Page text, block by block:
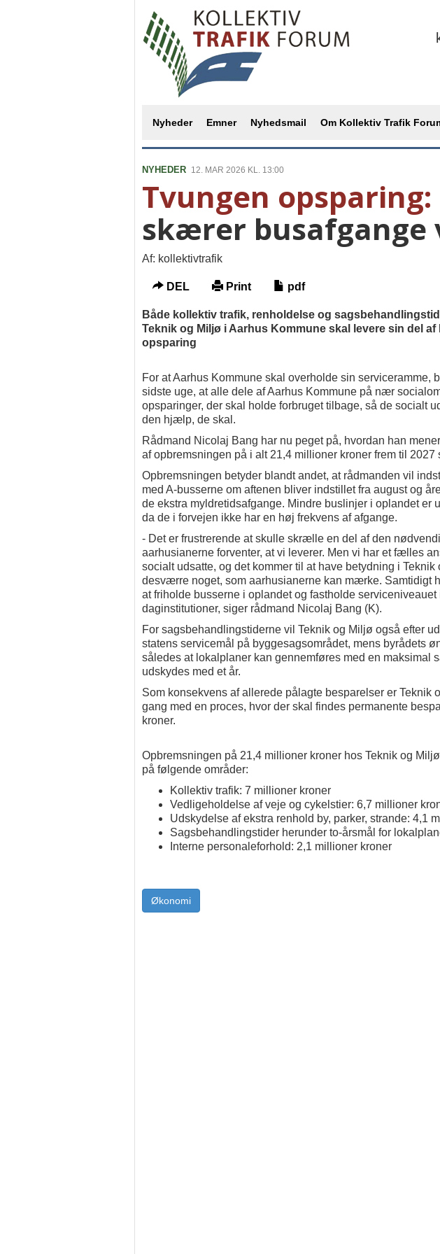
Nyheder Emner Nyhedsmail Om Kollektiv Trafik
NYHEDER 12. MAR 2026 KL. 13:00
Tvungen opsparing:
skærer
Af: kollektivtrafik
DEL Print pdf
Både kollektiv trafik, renholdelse og
Teknik og Miljø i Aarhus Kommune skal levere sin del
opsparing
For at Aarhus Kommune skal overholde sin serviceramme,
sidste uge, at alle dele af Aarhus Kommune på nær
opsparinger, der skal holde forbruget tilbage, så de socialt
den hjælp, de skal.
Rådmand Nicolaj Bang har nu peget på, hvordan han
af opbremsningen på i alt 21,4 millioner kroner frem til 2027
Opbremsningen betyder blandt andet, at rådmanden vil
med A-busserne om aftenen bliver indstillet fra august og
de ekstra myldretidsafgange. Mindre buslinjer i oplandet er
da de i forvejen ikke har en høj frekvens af afgange.
- Det er frustrerende at skulle skrælle en del af den
aarhusianerne forventer, at vi leverer. Men vi har et fælles
socialt udsatte, og det kommer til at have betydning i
desværre noget, som aarhusianerne kan mærke. Samtidigt
at friholde busserne i oplandet og fastholde serviceniveauet
daginstitutioner, siger rådmand Nicolaj Bang (K).
For sagsbehandlingstiderne vil Teknik og Miljø også efter
statens servicemål på byggesagsområdet, mens byrådets
således at lokalplaner kan gennemføres med en maksimal
udskydes med et år.
Som konsekvens af allerede pålagte besparelser er Teknik
gang med en proces, hvor der skal findes permanente
kroner.
Opbremsningen på 21,4 millioner kroner hos Teknik og
på følgende områder:
Kollektiv trafik: 7 millioner kroner
Vedligeholdelse af veje og cykelstier: 6,7 millioner
Udskydelse af ekstra renhold by, parker, strande: 4,1
Sagsbehandlingstider herunder to-årsmål for
Interne personaleforhold: 2,1 millioner kroner
Økonomi